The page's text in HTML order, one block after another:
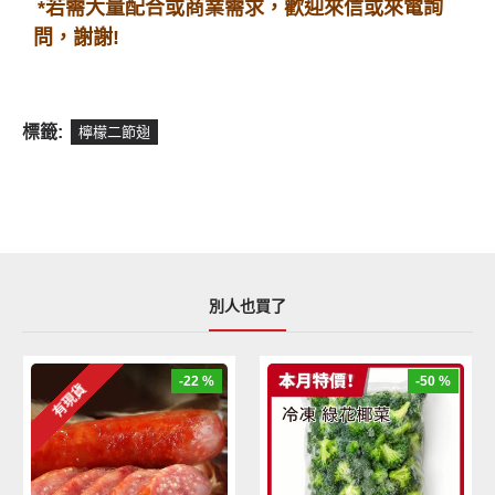
*若需大量配合或商業需求，歡迎來信或來電詢
問，謝謝!
標籤: 檸檬二節翅
別人也買了
-22 %
有現貨
-50 %